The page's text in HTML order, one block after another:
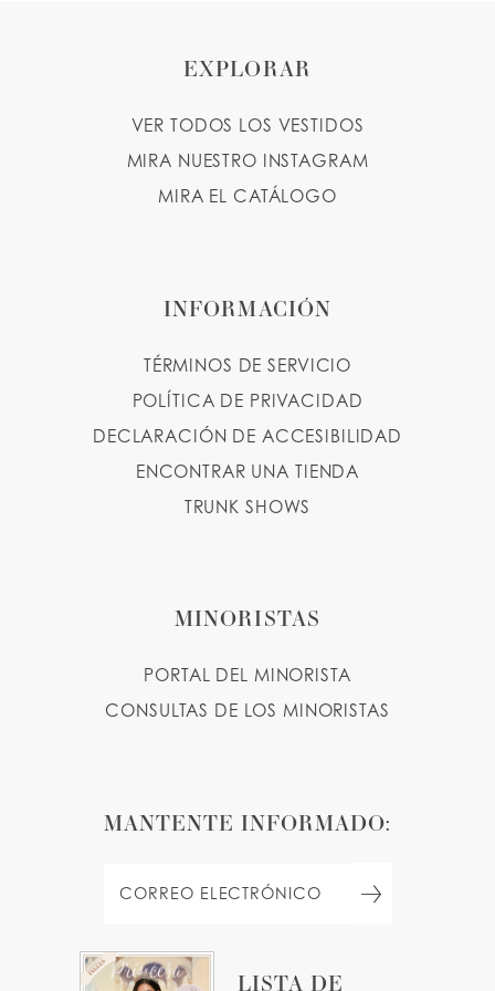
LISTA DE
EXPLORAR
VER TODOS LOS VESTIDOS
MIRA NUESTRO INSTAGRAM
MIRA EL CATÁLOGO
INFORMACIÓN
TÉRMINOS DE SERVICIO
POLÍTICA DE PRIVACIDAD
DECLARACIÓN DE ACCESIBILIDAD
ENCONTRAR UNA TIENDA
TRUNK SHOWS
MINORISTAS
PORTAL DEL MINORISTA
CONSULTAS DE LOS MINORISTAS
MANTENTE INFORMADO: